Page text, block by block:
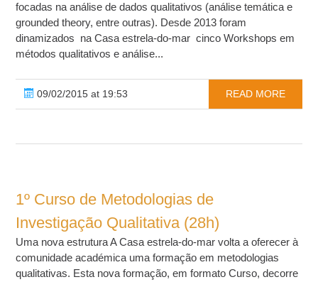
focadas na análise de dados qualitativos (análise temática e
grounded theory, entre outras). Desde 2013 foram
dinamizados na Casa estrela-do-mar cinco Workshops em
métodos qualitativos e análise...
09/02/2015 at 19:53 READ MORE
1º Curso de Metodologias de
Investigação Qualitativa (28h)
Uma nova estrutura A Casa estrela-do-mar volta a oferecer à
comunidade académica uma formação em metodologias
qualitativas. Esta nova formação, em formato Curso, decorre